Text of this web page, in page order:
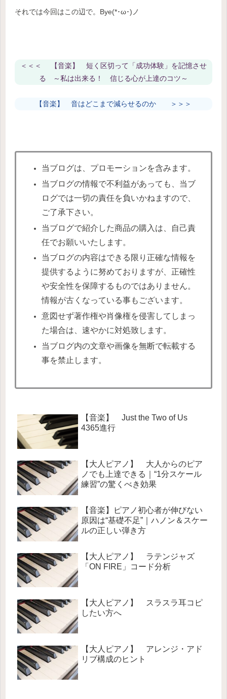
それでは今回はこの辺で。Bye(*･ω･)ノ
＜＜＜
【音楽】 短く区切って「成功体験」を記憶させ
る ～私は出来る！ 信じる心が上達のコツ～
【音楽】 音はどこまで減らせるのか ＞＞＞
当ブログは、プロモーションを含みます。
当ブログの情報で不利益があっても、当ブ
ログでは一切の責任を負いかねますので、
ご了承下さい。
当ブログで紹介した商品の購入は、自己責
任でお願いいたします。
当ブログの内容はできる限り正確な情報を
提供するように努めておりますが、正確性
や安全性を保障するものではありません。
情報が古くなっている事もございます。
意図せず著作権や肖像権を侵害してしまっ
た場合は、速やかに対処致します。
当ブログ内の文章や画像を無断で転載する
事を禁止します。
【音楽】 Just the Two of Us
4365進行
【大人ピアノ】 大人からのピア
ノでも上達できる｜“1分スケール
練習”の驚くべき効果
【音楽】ピアノ初心者が伸びない
原因は“基礎不足”｜ハノン＆スケー
ルの正しい弾き方
【大人ピアノ】 ラテンジャズ
「ON FIRE」コード分析
【大人ピアノ】 スラスラ耳コピ
したい方へ
【大人ピアノ】 アレンジ・アド
リブ構成のヒント